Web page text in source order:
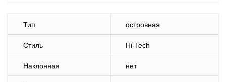
Тип островная
Стиль Hi-Tech
Наклонная нет